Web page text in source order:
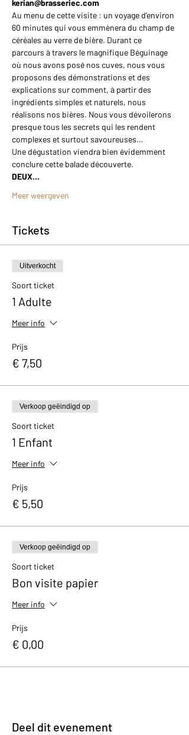
kerian@brasseriec.com
Au menu de cette visite : un voyage d’environ
60 minutes qui vous emmènera du champ de
céréales au verre de bière. Durant ce
parcours à travers le magnifique Béguinage
où nous avons posé nos cuves, nous vous
proposons des démonstrations et des
explications sur comment, à partir des
ingrédients simples et naturels, nous
réalisons nos bières. Nous vous dévoilerons
presque tous les secrets qui les rendent
complexes et surtout savoureuses…
Une dégustation viendra bien évidemment
conclure cette balade découverte.
DEUX…
Meer weergeven
Tickets
Uitverkocht
Soort ticket
1 Adulte
Meer info
Prijs
€ 7,50
Verkoop geëindigd op
Soort ticket
1 Enfant
Meer info
Prijs
€ 5,50
Verkoop geëindigd op
Soort ticket
Bon visite papier
Meer info
Prijs
€ 0,00
Deel dit evenement